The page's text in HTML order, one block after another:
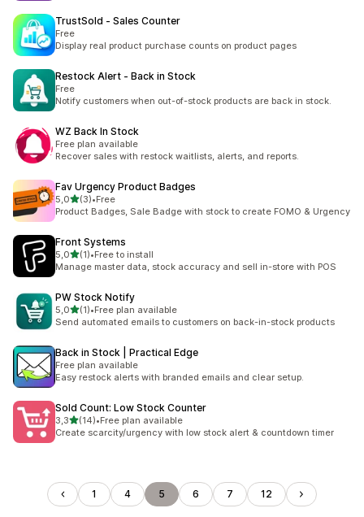
TrustSold ‑ Sales Counter
Free
Display real product purchase counts on product pages
Restock Alert ‑ Back in Stock
Free
Notify customers when out-of-stock products are back in stock.
WZ Back In Stock
Free plan available
Recover sales with restock waitlists, alerts, and reports.
Fav Urgency Product Badges
5,0de 5 estrelas
(3)
3 total de avaliações
•Free
Product Badges, Sale Badge with stock to create FOMO & Urgency
Front Systems
5,0de 5 estrelas
(1)
1 total de avaliações
•Free to install
Manage master data, stock accuracy and sell in-store with POS
PW Stock Notify
5,0de 5 estrelas
(1)
1 total de avaliações
•Free plan available
Send automated emails to customers on back-in-stock products
Back in Stock | Practical Edge
Free plan available
Easy restock alerts with branded emails and clear setup.
Sold Count: Low Stock Counter
3,3de 5 estrelas
(14)
14 total de avaliações
•Free plan available
Create scarcity/urgency with low stock alert & countdown timer
1 4 5 6 7 12